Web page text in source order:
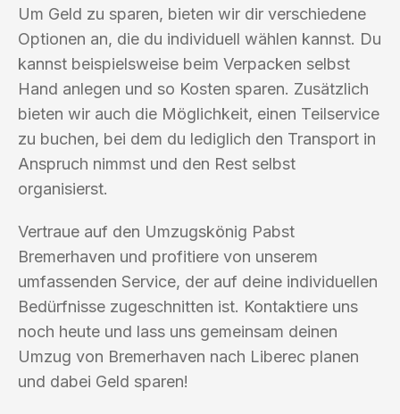
Um Geld zu sparen, bieten wir dir verschiedene
Optionen an, die du individuell wählen kannst. Du
kannst beispielsweise beim Verpacken selbst
Hand anlegen und so Kosten sparen. Zusätzlich
bieten wir auch die Möglichkeit, einen Teilservice
zu buchen, bei dem du lediglich den Transport in
Anspruch nimmst und den Rest selbst
organisierst.
Vertraue auf den Umzugskönig Pabst
Bremerhaven und profitiere von unserem
umfassenden Service, der auf deine individuellen
Bedürfnisse zugeschnitten ist. Kontaktiere uns
noch heute und lass uns gemeinsam deinen
Umzug von Bremerhaven nach Liberec planen
und dabei Geld sparen!